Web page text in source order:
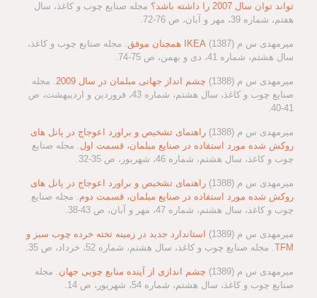
تواند توان سال 2007 را داشته باشد؟
مجله صنایع چوب و کاغذ، سال
هفتم، شماره 39، مهر و آبان، ص 76-72.
میرمهدی س م (1387) IKEA همچنان موفق
. مجله صنایع چوب و کاغذ،
سال هشتم، شماره 41، دی و بهمن، ص 75-74.
میرمهدی س م (1388) چشم انداز جهانی مبلمان در سال 2009
. مجله
صنایع چوب و کاغذ، سال هشتم، شماره 43، فروردین و اردیبهشت، ص
41-40.
میرمهدی س م (1388)
راهنمای تشخیص و براورد اعوجاج در پانل های
روکش شده مورد استفاده در صنایع مبلمان، قسمت اول. مجله صنایع
چوب و کاغذ، سال هشتم، شماره 46، شهریور، ص 35-32.
میرمهدی س م (1388)
راهنمای تشخیص و براورد اعوجاج در پانل های
روکش شده مورد استفاده در صنایع مبلمان، قسمت دوم. مجله صنایع
چوب و کاغذ، سال هشتم، شماره 47، مهر و آبان، ص 43-38.
میرمهدی س م (1389)
استاندارد جدید در زمینه تخته خرده چوب سبز و
TFM. مجله صنایع چوب و کاغذ، سال هشتم، شماره 52، خرداد، ص 35.
میرمهدی س م (1389) چشم اندازی از آینده منابع چوبی جهان. مجله
صنایع چوب و کاغذ، سال هشتم، شماره 54، شهریور، ص 14.